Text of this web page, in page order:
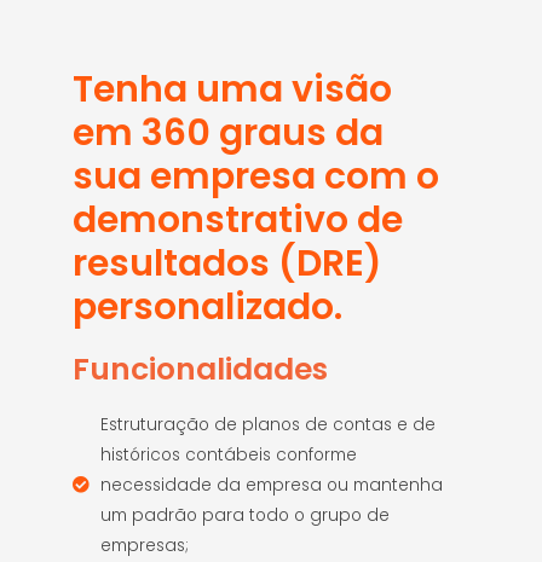
Tenha uma visão
em 360 graus da
sua empresa com o
demonstrativo de
resultados (DRE)
personalizado.
Funcionalidades
Estruturação de planos de contas e de
históricos contábeis conforme
necessidade da empresa ou mantenha
um padrão para todo o grupo de
empresas;